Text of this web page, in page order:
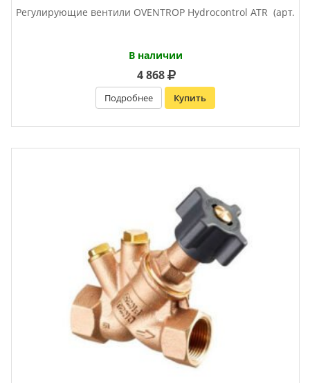
Регулирующие вентили OVENTROP Нydrocontrol ATR (арт.
В наличии
4 868
Подробнее Купить